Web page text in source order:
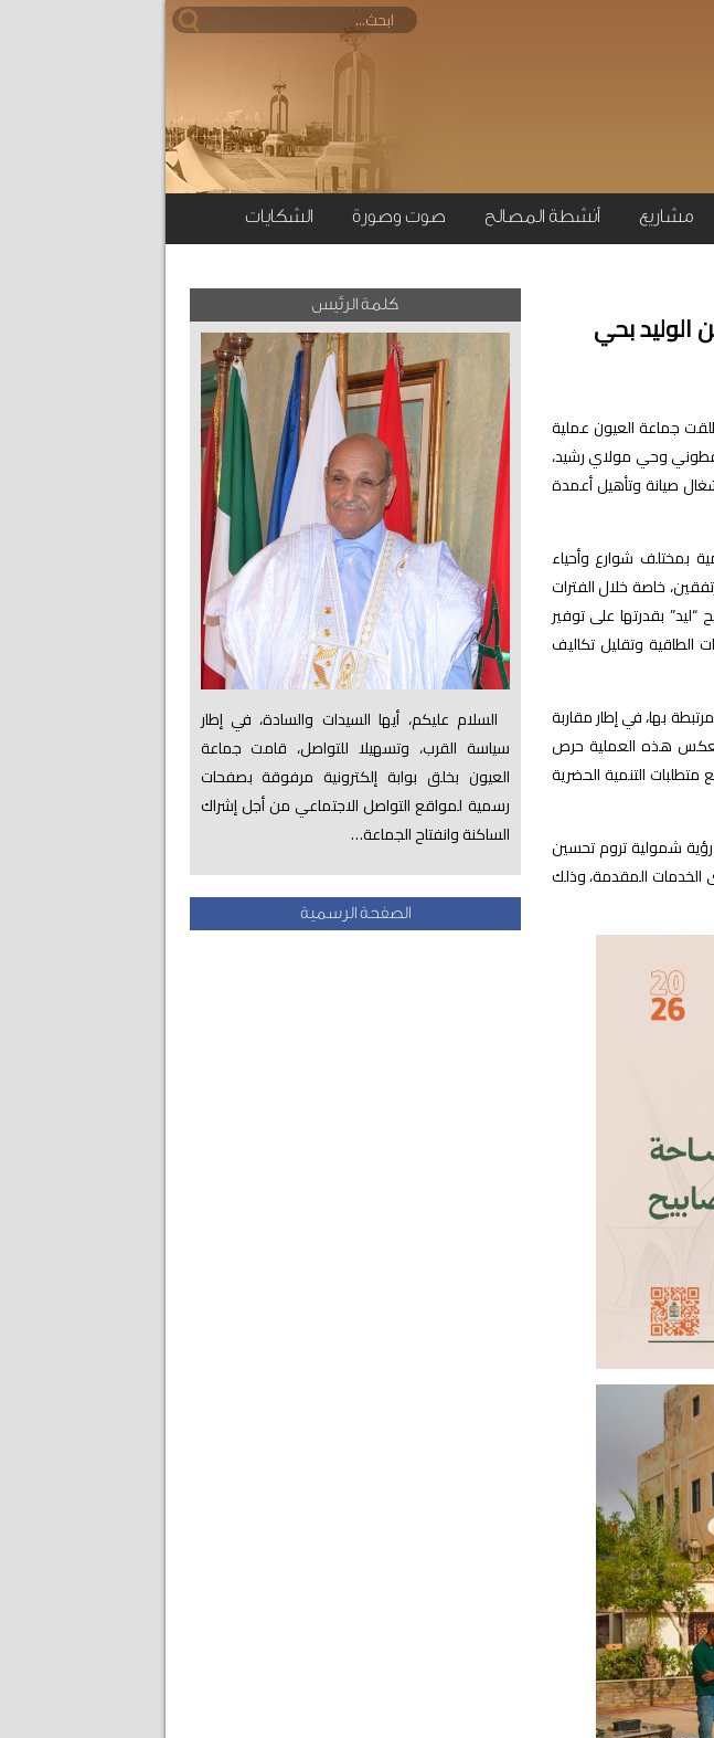
مشاريع أنشطة المصالح صوت وصورة الشكايات
الوليد بحي
جماعة العيون عملية
وحي مولاي رشيد،
صيانة وتأهيل أعمدة
بمختلف شوارع وأحياء
خاصة خلال الفترات
بقدرتها على توفير
وتقليل تكاليف
بها، في إطار مقاربة
وتعكس هذه العملية حرص
التنمية الحضرية
شمولية تروم تحسين
الخدمات المقدمة، وذلك
كلمة الرئيس
السلام عليكم، أيها السيدات والسادة، في إطار
سياسة القرب، وتسهيلا للتواصل، قامت جماعة
العيون بخلق بوابة إلكترونية مرفوقة بصفحات
رسمية لمواقع التواصل الاجتماعي من أجل إشراك
الساكنة وانفتاح الجماعة…
الصفحة الرسمية